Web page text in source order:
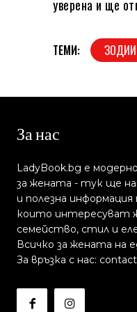
уверена и ще
ТЕМИ: ЗОДИИ
За нас
LadyBook.bg е
за жената - тук ще
и полезна
които интересуват
семейство, стил и
Всичко за жената на
За връзка с нас: